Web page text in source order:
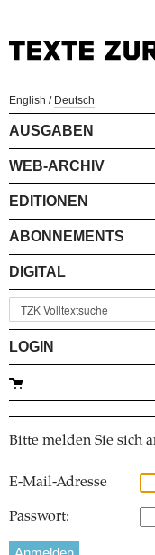
English / Deutsch
AUSGABEN
WEB-ARCHIV
EDITIONEN
ABONNEMENTS
DIGITAL
LOGIN
Bitte melden Sie sich
E-Mail-Adresse
Passwort: